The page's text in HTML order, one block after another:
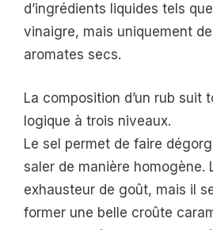
d’ingrédients liquides tels
vinaigre, mais uniquement
aromates secs.
La composition d’un rub suit
logique à trois niveaux.
Le sel permet de faire
saler de manière homogène.
exhausteur de goût, mais il
former une belle croûte